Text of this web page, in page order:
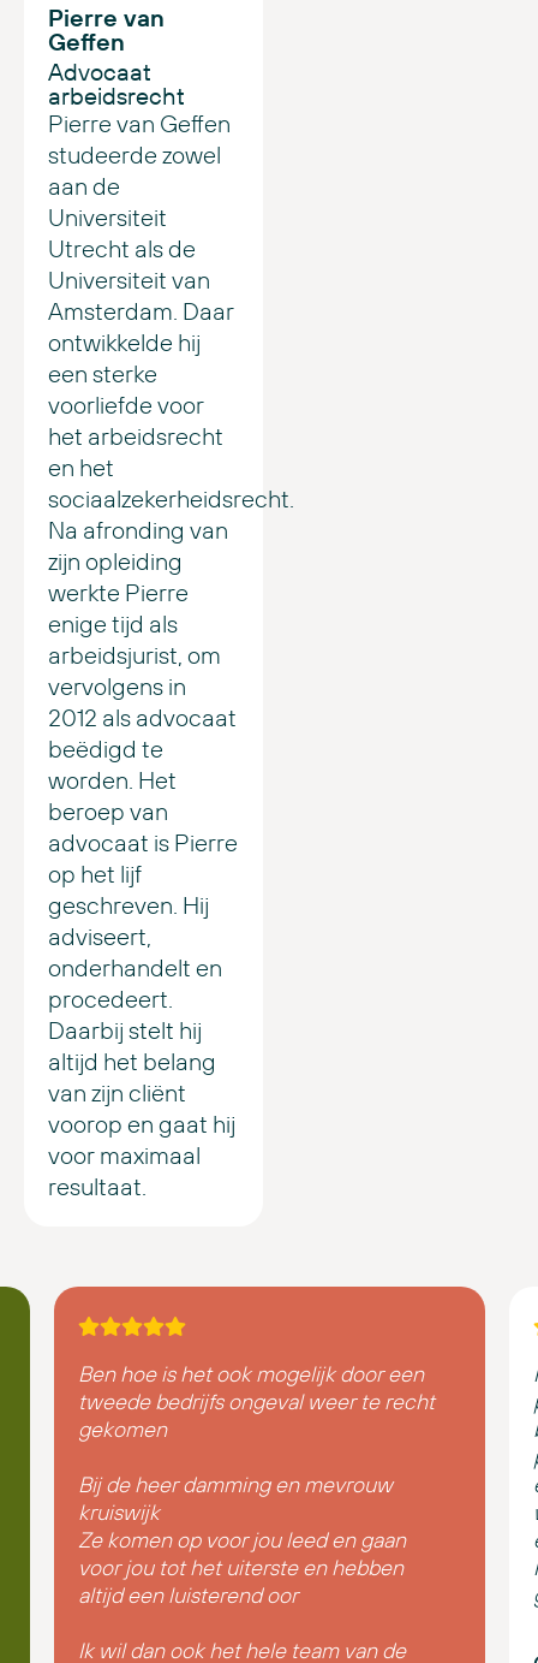
Pierre van
Geffen
Advocaat
arbeidsrecht
Pierre van Geffen
studeerde zowel
aan de
Universiteit
Utrecht als de
Universiteit van
Amsterdam. Daar
ontwikkelde hij
een sterke
voorliefde voor
het arbeidsrecht
en het
sociaalzekerheidsrecht.
Na afronding van
zijn opleiding
werkte Pierre
enige tijd als
arbeidsjurist, om
vervolgens in
2012 als advocaat
beëdigd te
worden. Het
beroep van
advocaat is Pierre
op het lijf
geschreven. Hij
adviseert,
onderhandelt en
procedeert.
Daarbij stelt hij
altijd het belang
van zijn cliënt
voorop en gaat hij
voor maximaal
resultaat.
Ben hoe is het ook mogelijk door een
tweede bedrijfs ongeval weer te recht
gekomen
Bij de heer damming en mevrouw
kruiswijk
Ze komen op voor jou leed en gaan
voor jou tot het uiterste en hebben
altijd een luisterend oor
Ik wil dan ook het hele team van de